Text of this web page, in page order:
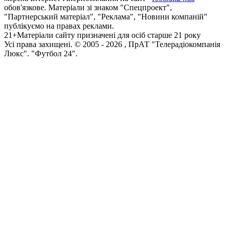
обов'язкове. Матеріали зі знаком "Спецпроект",
"Партнерський матеріал", "Реклама", "Новини компаній"
публікуємо на правах реклами.
21+Матеріали сайту призначені для осіб старше 21 року
Усi права захищенi. © 2005 - 2026 , ПрАТ "Телерадіокомпанія
Люкс". "Футбол 24".